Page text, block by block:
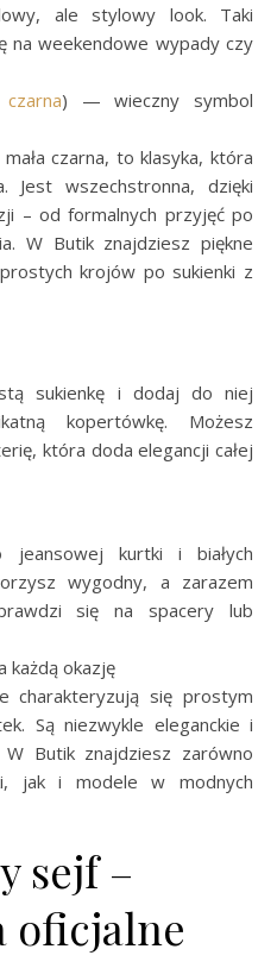
ale stylowy look. Taki
na weekendowe wypady czy
czarna) — wieczny symbol
czarna, to klasyka, która
Jest wszechstronna, dzięki
– od formalnych przyjęć po
W Butik znajdziesz piękne
krojów po sukienki z
sukienkę i dodaj do niej
kopertówkę. Możesz
która doda elegancji całej
jeansowej kurtki i białych
wygodny, a zarazem
się na spacery lub
każdą okazję
charakteryzują się prostym
Są niezwykle eleganckie i
Butik znajdziesz zarówno
jak i modele w modnych
sejf –
oficjalne